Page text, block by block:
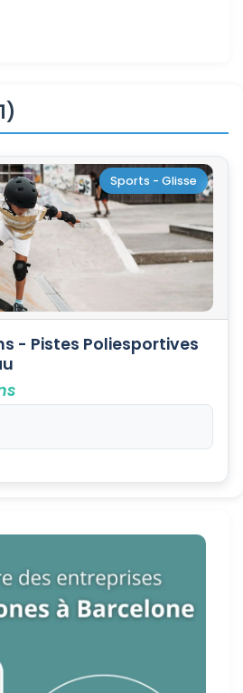
Sports - Glisse
- Pistes Poliesportives